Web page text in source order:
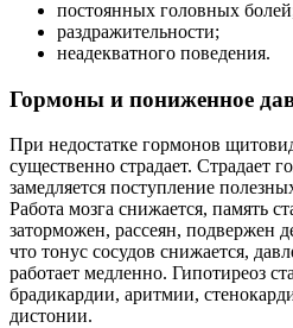
постоянных головных
раздражительности;
неадекватного поведения.
Гормоны и пониженное
При недостатке гормонов
существенно страдает. Страдает
замедляется поступление
Работа мозга снижается, память
заторможен, рассеян, подвержен
что тонус сосудов снижается,
работает медленно. Гипотиреоз
брадикардии, аритмии,
дистонии.